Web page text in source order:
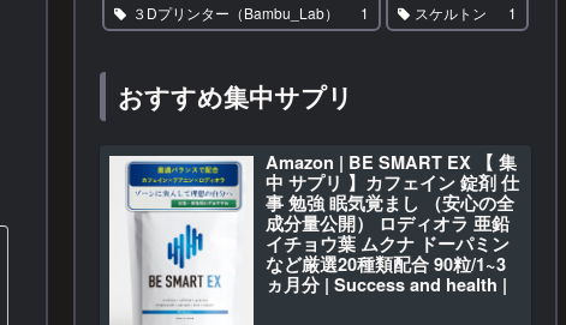
３Dプリンター（Bambu_Lab） 1 スケルトン 1
おすすめ集中サプリ
Amazon | BE SMART EX 【 集
中 サプリ 】カフェイン 錠剤 仕
事 勉強 眠気覚まし （安心の全
成分量公開） ロディオラ 亜鉛
イチョウ葉 ムクナ ドーパミン
など厳選20種類配合 90粒/1~3
ヵ月分 | Success and health |